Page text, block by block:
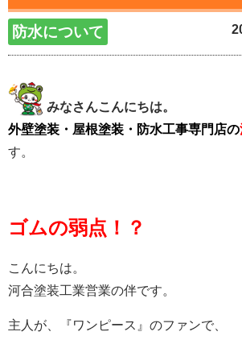
防水について
みなさんこんにちは。
外壁塗装・屋根塗装・防水工事専門店の
す。
ゴムの弱点！？
こんにちは。
河合塗装工業営業の伴です。
主人が、『ワンピース』のファンで、